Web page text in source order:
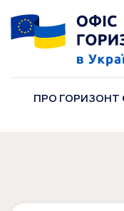
ПРО ГОРИЗОНТ